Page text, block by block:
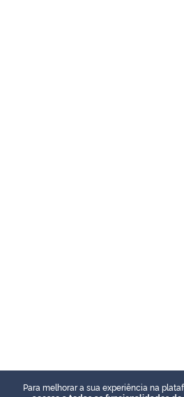
Para melhorar a sua experiência na